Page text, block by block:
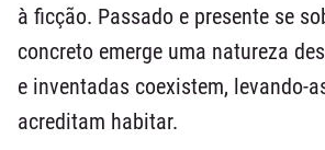
à ficção. Passado e presente se
concreto emerge uma natureza
e inventadas coexistem, levando-
acreditam habitar.